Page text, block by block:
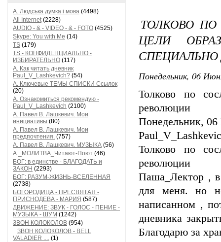
A. Людська думка і мова (4498)
All Internet(2228)
AUDIO - & - VIDEO - & - FOTO (4525)
Skype: You with Me (14)
TS (179)
TS - КОНФИДЕНЦИАЛЬНО -
ИЗБИРАТЕЛЬНО (117)
А. Как читать дневник
Paul_V_Lashkevich? (54)
А. Ключевые ТЕМЫ СПИСКИ Ссылок
(20)
А. Ознакомиться рекомендую -
Paul_V_Lashkevich (2100)
А. Павел В. Лашкевич. Мои
инициативы (80)
А. Павел В. Лашкевич. Мои
предпочтения. (757)
А. Павел В. Лашкевич. МУЗЫКА (56)
А._МОЛИТВА_Читают-Поют (46)
БОГ: в единстве - БЛАГОДАТЬ и
ЗАКОН (2293)
БОГ: РАЗУМ-ЖИЗНЬ-ВСЕЛЕННАЯ
(2738)
БОГОРОДИЦА - ПРЕСВЯТАЯ -
ПРИСНОДЕВА - МАРИЯ (587)
ДВИЖЕНИЕ: ЗВУК - ГОЛОС - ПЕНИЕ -
МУЗЫКА - ШУМ (1242)
ЗВОН КОЛОКОЛОВ (954)
ЗВОН КОЛОКОЛОВ - BELL
VALADIER .... (1)
ТОЛКОВО
ЦЕЛИ
СПЕЦИАЛЬНО
Понедельник, 06
Толково по
революции
Понедельник,
Толково по
революции
Паша_Лектор , в
для меня. но
написанном ,
дневника
Благодарю за